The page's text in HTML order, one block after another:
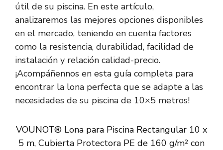
útil de su piscina. En este artículo,
analizaremos las mejores opciones disponibles
en el mercado, teniendo en cuenta factores
como la resistencia, durabilidad, facilidad de
instalación y relación calidad-precio.
¡Acompáñennos en esta guía completa para
encontrar la lona perfecta que se adapte a las
necesidades de su piscina de 10×5 metros!
VOUNOT® Lona para Piscina Rectangular 10 x
5 m, Cubierta Protectora PE de 160 g/m² con